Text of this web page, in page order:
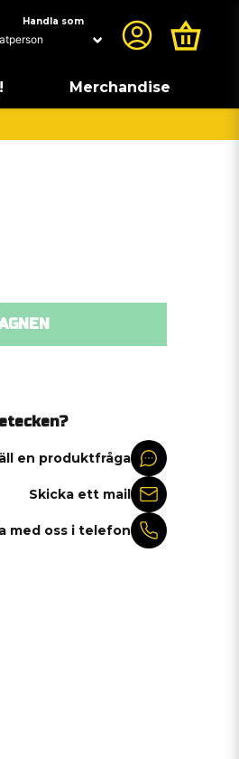
Handla som
Merchandise
en produktfråga
Skicka ett mail
med oss i telefon